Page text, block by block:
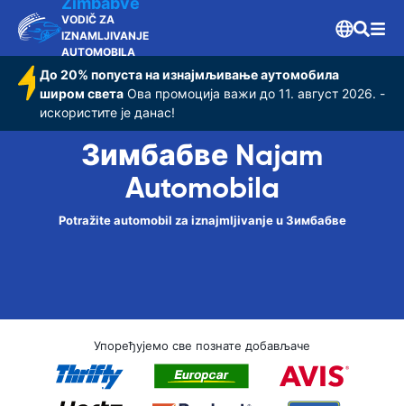
VODIČ ZA
IZNAMLJIVANJE
AUTOMOBILA
До 20% попуста на изнајмљивање аутомобила
широм света Ова промоција важи до 11. август 2026. -
искористите је данас!
Зимбабве Najam
Automobila
Potražite automobil za iznajmljivanje u Зимбабве
Упоређујемо све познате добављаче